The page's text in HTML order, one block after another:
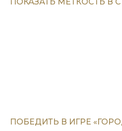
ПОБЕДИТЬ В ИГРЕ